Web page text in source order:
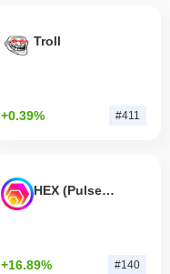
Troll
+0.39% #411
HEX (Pulsechain)
+16.89% #140